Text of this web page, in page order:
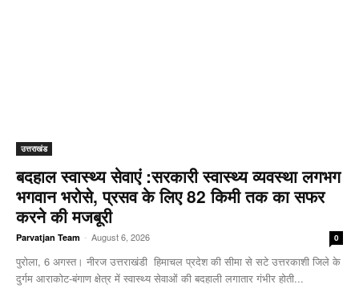
उत्तराखंड
बदहाल स्वास्थ्य सेवाएं :सरकारी स्वास्थ्य व्यवस्था लगभग
भगवान भरोसे, प्रसव के लिए 82 किमी तक का सफर
करने की मजबूरी
Parvatjan Team - August 6, 2026 0
पुरोला, 6 अगस्त। नीरज उत्तराखंडी हिमाचल प्रदेश की सीमा से सटे उत्तरकाशी जिले के
दुर्गम आराकोट-बंगाण क्षेत्र में स्वास्थ्य सेवाओं की बदहाली लगातार गंभीर होती...